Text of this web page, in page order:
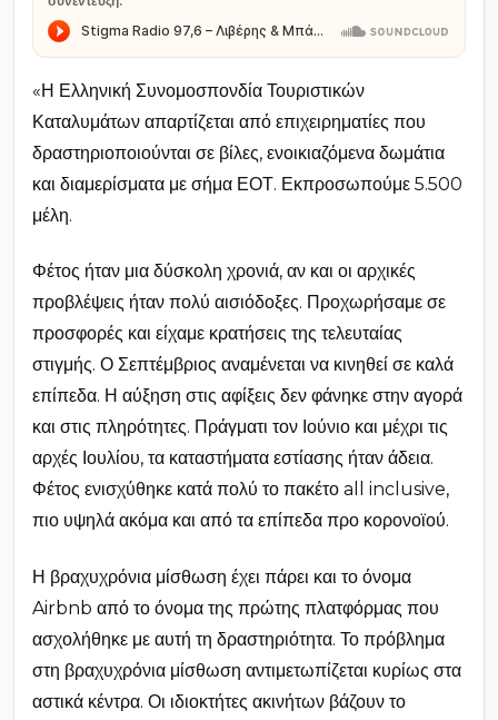
«Η Ελληνική Συνομοσπονδία Τουριστικών
Καταλυμάτων απαρτίζεται από επιχειρηματίες που
δραστηριοποιούνται σε βίλες, ενοικιαζόμενα δωμάτια
και διαμερίσματα με σήμα ΕΟΤ. Εκπροσωπούμε 5.500
μέλη.
Φέτος ήταν μια δύσκολη χρονιά, αν και οι αρχικές
προβλέψεις ήταν πολύ αισιόδοξες. Προχωρήσαμε σε
προσφορές και είχαμε κρατήσεις της τελευταίας
στιγμής. Ο Σεπτέμβριος αναμένεται να κινηθεί σε καλά
επίπεδα. Η αύξηση στις αφίξεις δεν φάνηκε στην αγορά
και στις πληρότητες. Πράγματι τον Ιούνιο και μέχρι τις
αρχές Ιουλίου, τα καταστήματα εστίασης ήταν άδεια.
Φέτος ενισχύθηκε κατά πολύ το πακέτο all inclusive,
πιο υψηλά ακόμα και από τα επίπεδα προ κορονοϊού.
Η βραχυχρόνια μίσθωση έχει πάρει και το όνομα
Airbnb από το όνομα της πρώτης πλατφόρμας που
ασχολήθηκε με αυτή τη δραστηριότητα. Το πρόβλημα
στη βραχυχρόνια μίσθωση αντιμετωπίζεται κυρίως στα
αστικά κέντρα. Οι ιδιοκτήτες ακινήτων βάζουν το